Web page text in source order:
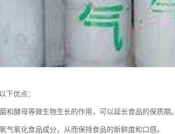
下优点：
和酵母等微生物生长的作用，可以延长食品的保质期。
氧化食品成分，从而保持食品的新鲜度和口感。